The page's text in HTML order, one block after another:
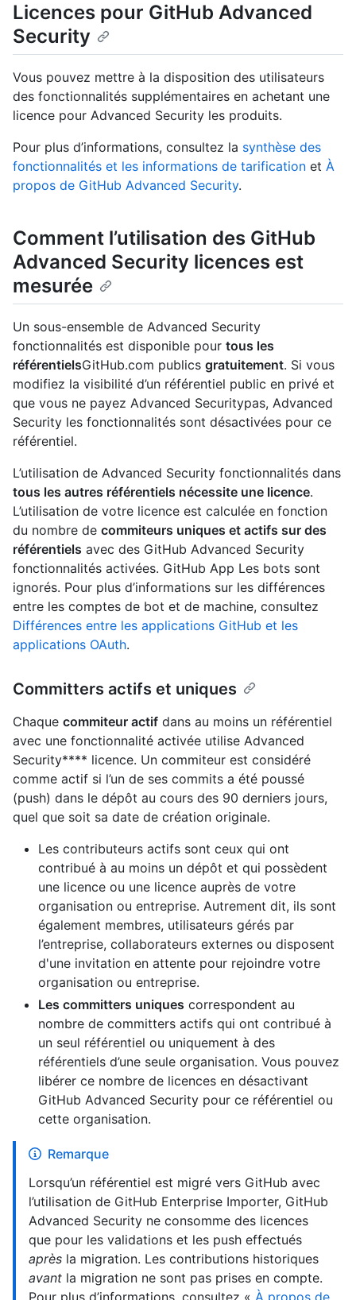
Licences pour GitHub Advanced
Security
Vous pouvez mettre à la disposition des utilisateurs
des fonctionnalités supplémentaires en achetant une
licence pour Advanced Security les produits.
Pour plus d’informations, consultez la synthèse des
fonctionnalités et les informations de tarification et À
propos de GitHub Advanced Security.
Comment l’utilisation des GitHub
Advanced Security licences est
mesurée
Un sous-ensemble de Advanced Security
fonctionnalités est disponible pour tous les
référentielsGitHub.com publics gratuitement. Si vous
modifiez la visibilité d’un référentiel public en privé et
que vous ne payez Advanced Securitypas, Advanced
Security les fonctionnalités sont désactivées pour ce
référentiel.
L’utilisation de Advanced Security fonctionnalités dans
tous les autres référentiels nécessite une licence.
L’utilisation de votre licence est calculée en fonction
du nombre de commiteurs uniques et actifs sur des
référentiels avec des GitHub Advanced Security
fonctionnalités activées. GitHub App Les bots sont
ignorés. Pour plus d’informations sur les différences
entre les comptes de bot et de machine, consultez
Différences entre les applications GitHub et les
applications OAuth.
Committers actifs et uniques
Chaque commiteur actif dans au moins un référentiel
avec une fonctionnalité activée utilise Advanced
Security**** licence. Un commiteur est considéré
comme actif si l’un de ses commits a été poussé
(push) dans le dépôt au cours des 90 derniers jours,
quel que soit sa date de création originale.
Les contributeurs actifs sont ceux qui ont
contribué à au moins un dépôt et qui possèdent
une licence ou une licence auprès de votre
organisation ou entreprise. Autrement dit, ils sont
également membres, utilisateurs gérés par
l’entreprise, collaborateurs externes ou disposent
d'une invitation en attente pour rejoindre votre
organisation ou entreprise.
Les committers uniques correspondent au
nombre de committers actifs qui ont contribué à
un seul référentiel ou uniquement à des
référentiels d’une seule organisation. Vous pouvez
libérer ce nombre de licences en désactivant
GitHub Advanced Security pour ce référentiel ou
cette organisation.
Remarque
Lorsqu’un référentiel est migré vers GitHub avec
l’utilisation de GitHub Enterprise Importer, GitHub
Advanced Security ne consomme des licences
que pour les validations et les push effectués
après la migration. Les contributions historiques
avant la migration ne sont pas prises en compte.